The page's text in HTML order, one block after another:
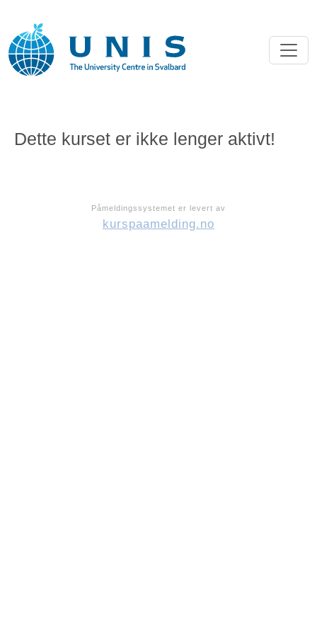
Dette kurset er ikke lenger aktivt!
Påmeldingssystemet er levert av
kurspaamelding.no